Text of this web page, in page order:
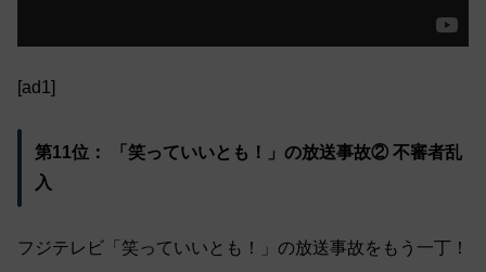
[ad1]
第11位： 「笑っていいとも！」の放送事故② 不審者乱
入
フジテレビ「笑っていいとも！」の放送事故をもう一丁！